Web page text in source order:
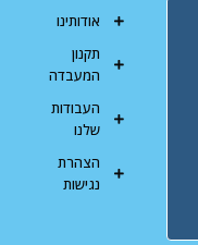
אודותינו
תקנון
המעבדה
העבודות
שלנו
הצהרת
נגישות